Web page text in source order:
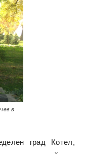
в
град Котел,